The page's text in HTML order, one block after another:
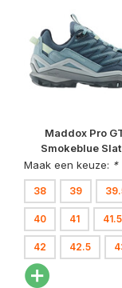
Maddox Pro
Smokeblue
Wandelschoenen
Maak een keuze: *
38 39
40 41 41.5
42 42.5